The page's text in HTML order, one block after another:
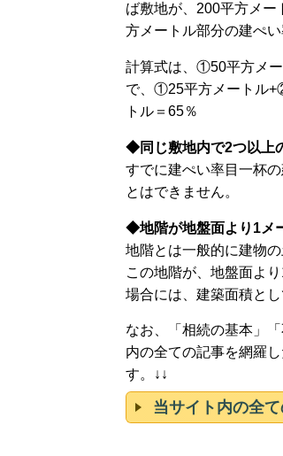
ば敷地が、200平方メ
方メートル部分の建ぺ
計算式は、①50平方メ
で、①25平方メートル
トル＝65％
◆同じ敷地内で2つ以上
すでに建ぺい率目一杯
とはできません。
◆地階が地盤面より1メ
地階とは一般的に建物
この地階が、地盤面よ
場合には、建築面積と
なお、「相続の基本」
内の全ての記事を網羅
す。↓↓
当サイト内の全